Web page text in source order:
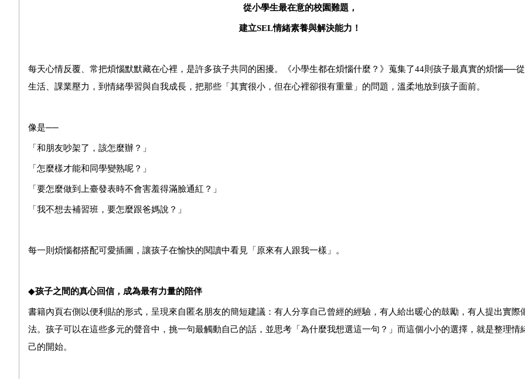
從小學生最在意的校園難題，
建立SEL情緒素養與解決能力！
每天心情反覆、常把煩惱默默藏在心裡，是許多孩子共同的困擾。《小學生都在煩惱什麼？》蒐集了44則孩子最真實的煩惱──
生活、課業壓力，到情緒學習與自我成長，把那些「其實很小，但在心裡卻很有重量」的問題，溫柔地放到孩子面前。
像是──
「和朋友吵架了，該怎麼辦？」
「怎麼樣才能和同學變熟呢？」
「要怎麼做到上臺發表時不會害羞得滿臉通紅？」
「我不想去補習班，要怎麼跟爸媽說？」
每一則煩惱都搭配可愛插圖，讓孩子在愉快的閱讀中看見「原來有人跟我一樣」。
◆孩子之間的真心回信，成為最有力量的陪伴
書籍內頁右側以便利貼的形式，呈現來自匿名朋友的簡短建議：有人分享自己曾經的經驗，有人給出暖心的鼓勵，有人提出實際
法。孩子可以在這些多元的聲音中，挑一句最觸動自己的話，並思考「為什麼我想選這一句？」而這個小小的選擇，就是整理情
己的開始。